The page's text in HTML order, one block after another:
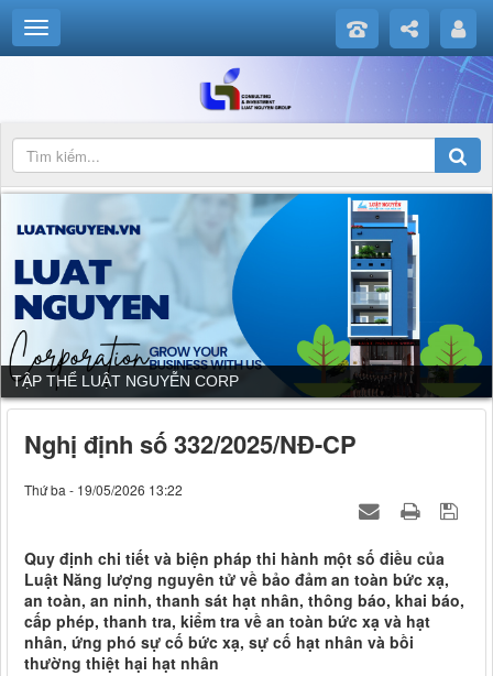
DỊCH VỤ CỦA LUẬT NGUYỄN CORP
Nghị định số 332/2025/NĐ-CP
Thứ ba - 19/05/2026 13:22
Quy định chi tiết và biện pháp thi hành một số điều của
Luật Năng lượng nguyên tử về bảo đảm an toàn bức xạ,
an toàn, an ninh, thanh sát hạt nhân, thông báo, khai báo,
cấp phép, thanh tra, kiểm tra về an toàn bức xạ và hạt
nhân, ứng phó sự cố bức xạ, sự cố hạt nhân và bồi
thường thiệt hại hạt nhân